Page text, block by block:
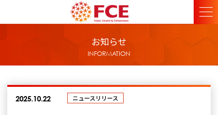
お知らせ
INFORMATION
2025.10.22 ニュースリリース